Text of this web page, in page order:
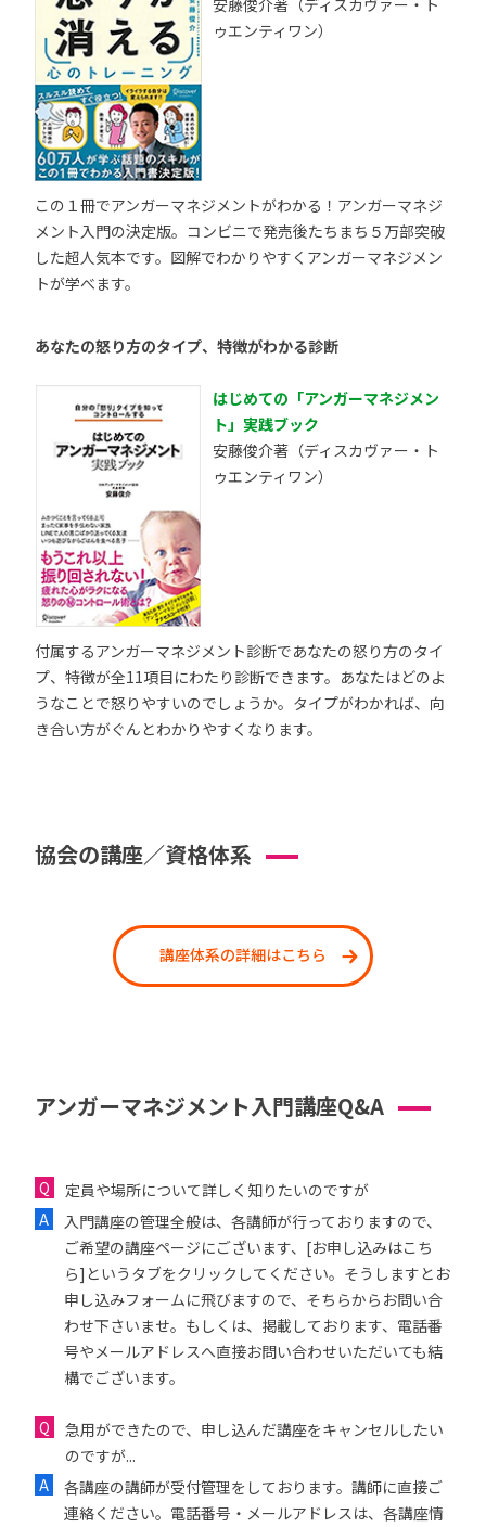
ゥエンティワン）
この１冊でアンガーマネジメントがわかる！アンガーマネジ
メント入門の決定版。コンビニで発売後たちまち５万部突破
した超人気本です。図解でわかりやすくアンガーマネジメン
トが学べます。
あなたの怒り方のタイプ、特徴がわかる診断
はじめての「アンガーマネジメン
ト」実践ブック
安藤俊介著（ディスカヴァー・ト
ゥエンティワン）
付属するアンガーマネジメント診断であなたの怒り方のタイ
プ、特徴が全11項目にわたり診断できます。あなたはどのよ
うなことで怒りやすいのでしょうか。タイプがわかれば、向
き合い方がぐんとわかりやすくなります。
協会の講座／資格体系
講座体系の詳細はこちら
アンガーマネジメント入門講座Q&A
定員や場所について詳しく知りたいのですが
入門講座の管理全般は、各講師が行っておりますので、
ご希望の講座ページにございます、[お申し込みはこち
ら]というタブをクリックしてください。そうしますとお
申し込みフォームに飛びますので、そちらからお問い合
わせ下さいませ。もしくは、掲載しております、電話番
号やメールアドレスへ直接お問い合わせいただいても結
構でございます。
急用ができたので、申し込んだ講座をキャンセルしたい
のですが...
各講座の講師が受付管理をしております。講師に直接ご
連絡ください。電話番号・メールアドレスは、各講座情